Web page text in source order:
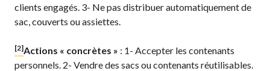
clients engagés. 3- Ne pas distribuer automatiquement de
sac, couverts ou assiettes.
[2]Actions « concrètes » : 1- Accepter les contenants
personnels. 2- Vendre des sacs ou contenants réutilisables.